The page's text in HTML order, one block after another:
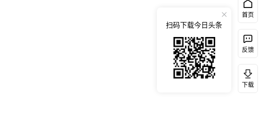
首页
反馈
下载
扫码下载今日头条